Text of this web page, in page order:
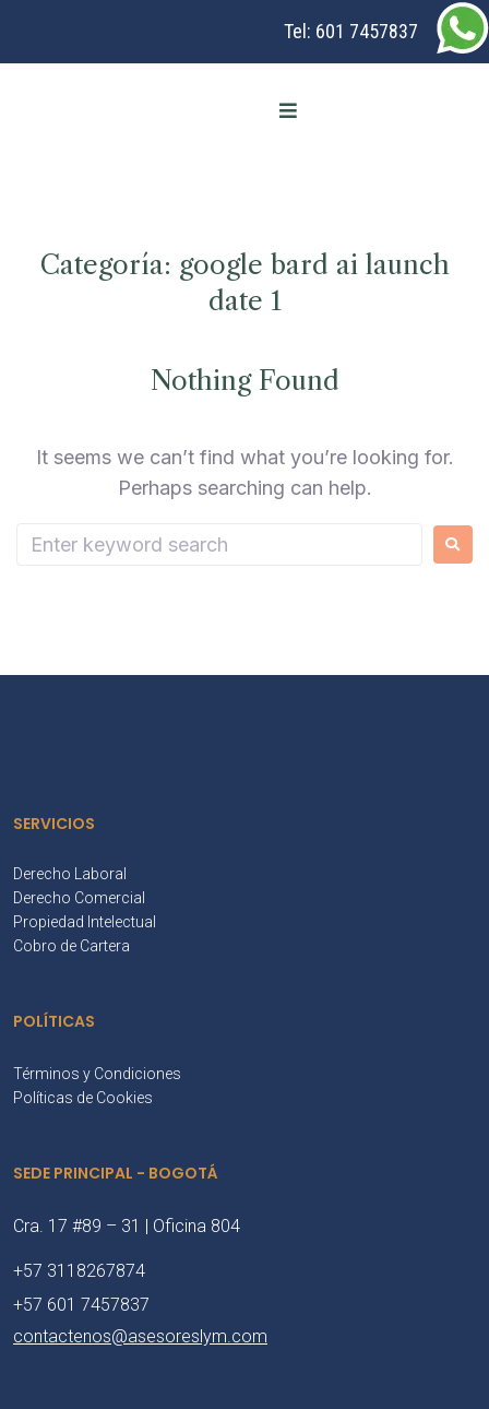
Tel: 601 7457837
Categoría: google bard ai launch
date 1
Nothing Found
It seems we can’t find what you’re looking for.
Perhaps searching can help.
SERVICIOS
Derecho Laboral
Derecho Comercial
Propiedad Intelectual
Cobro de Cartera
POLÍTICAS
Términos y Condiciones
Políticas de Cookies
SEDE PRINCIPAL - BOGOTÁ
Cra. 17 #89 – 31 | Oficina 804
+57 3118267874
+57 601 7457837
contactenos@asesoreslym.com